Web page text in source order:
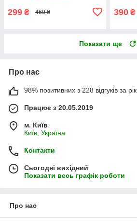
299 ₴ 460 ₴ 390 ₴
Показати ще
Про нас
98% позитивних з 228 відгуків за рік
Працює з 20.05.2019
м. Київ
Київ, Україна
Контакти
Сьогодні вихідний
Показати весь графік роботи
Про нас